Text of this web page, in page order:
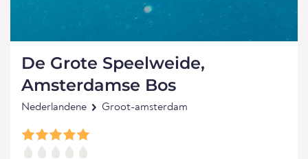
De Grote Speelweide,
Amsterdamse Bos
Nederlandene Groot-amsterdam